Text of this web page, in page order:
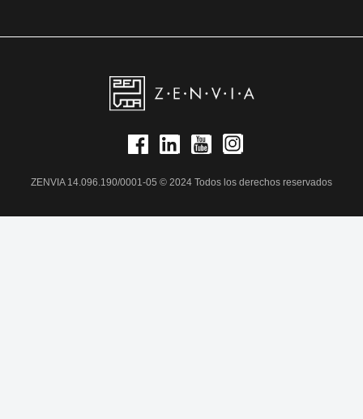
ZENVIA 14.096.190/0001-05 © 2024 Todos los derechos reservados